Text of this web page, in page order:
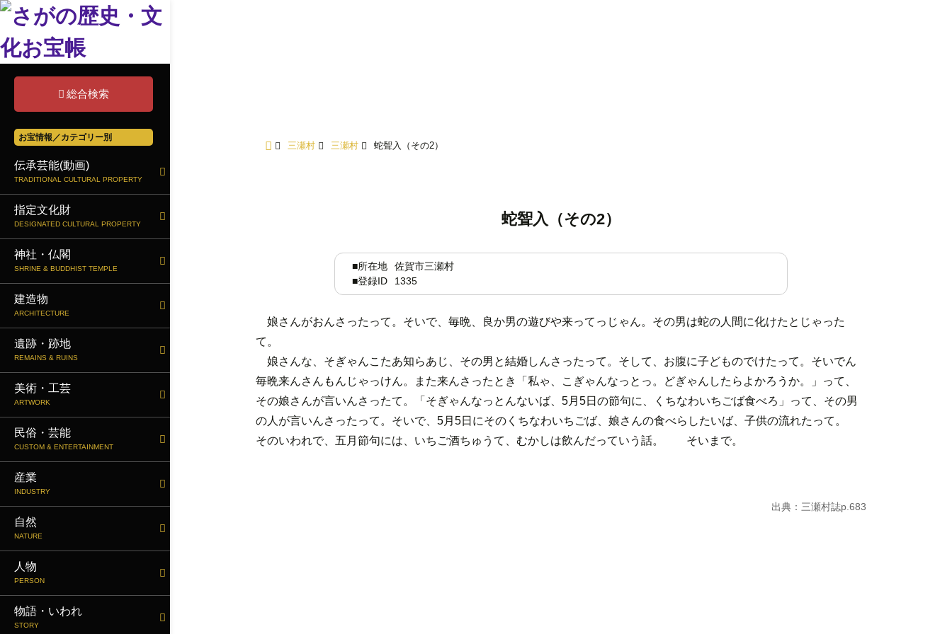
総合検索
お宝情報／カテゴリー別
伝承芸能(動画)
TRADITIONAL CULTURAL PROPERTY
指定文化財
DESIGNATED CULTURAL PROPERTY
神社・仏閣
SHRINE & BUDDHIST TEMPLE
建造物
ARCHITECTURE
遺跡・跡地
REMAINS & RUINS
美術・工芸
ARTWORK
民俗・芸能
CUSTOM & ENTERTAINMENT
産業
INDUSTRY
自然
NATURE
人物
PERSON
物語・いわれ
STORY
三瀬村 三瀬村 蛇聟入（その2）
蛇聟入（その2）
■所在地
佐賀市三瀬村
■登録ID
1335
娘さんがおんさったって。そいで、毎晩、良か男の遊びや来ってっじゃん。その男は蛇の人間に化けたとじゃった
て。
娘さんな、そぎゃんこたあ知らあじ、その男と結婚しんさったって。そして、お腹に子どものでけたって。そいでん
毎晩来んさんもんじゃっけん。また来んさったとき「私ゃ、こぎゃんなっとっ。どぎゃんしたらよかろうか。」って、
その娘さんが言いんさったて。「そぎゃんなっとんないば、5月5日の節句に、くちなわいちごば食べろ」って、その男
の人が言いんさったって。そいで、5月5日にそのくちなわいちごば、娘さんの食べらしたいば、子供の流れたって。
そのいわれで、五月節句には、いちご酒ちゅうて、むかしは飲んだっていう話。 そいまで。
出典：三瀬村誌p.683